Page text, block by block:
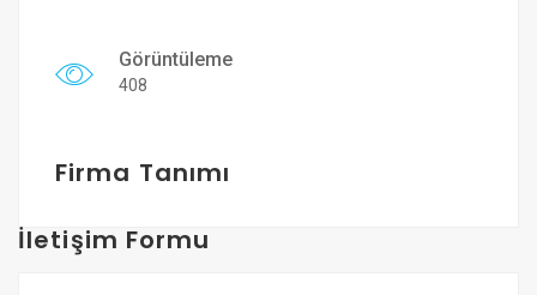
Görüntüleme
408
Firma Tanımı
İletişim Formu